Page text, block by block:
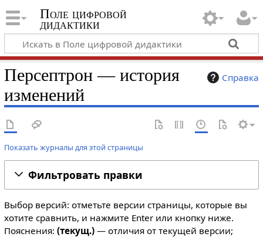
Поле цифровой
дидактики
Справка
Персептрон — история
изменений
Показать журналы для этой страницы
Фильтровать правки
Выбор версий: отметьте версии страницы, которые вы
хотите сравнить, и нажмите Enter или кнопку ниже.
Пояснения: (текущ.)— отличия от текущей версии;